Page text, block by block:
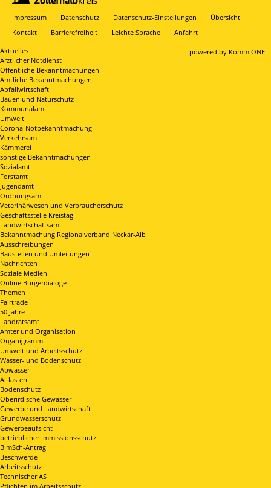
Impressum Datenschutz Datenschutz-Einstellungen
Übersicht
Kontakt
Barrierefreiheit Leichte Sprache Anfahrt
powered by Komm.ONE
Aktuelles
Ärztlicher Notdienst
Öffentliche Bekanntmachungen
Amtliche Bekanntmachungen
Abfallwirtschaft
Bauen und Naturschutz
Kommunalamt
Umwelt
Corona-Notbekanntmachung
Verkehrsamt
Kämmerei
sonstige Bekanntmachungen
Sozialamt
Forstamt
Jugendamt
Ordnungsamt
Veterinärwesen und Verbraucherschutz
Geschäftsstelle Kreistag
Landwirtschaftsamt
Bekanntmachung Regionalverband Neckar-Alb
Ausschreibungen
Baustellen und Umleitungen
Nachrichten
Soziale Medien
Online Bürgerdialoge
Themen
Fairtrade
50 Jahre
Landratsamt
Ämter und Organisation
Organigramm
Umwelt und Arbeitsschutz
Wasser- und Bodenschutz
Abwasser
Altlasten
Bodenschutz
Oberirdische Gewässer
Gewerbe und Landwirtschaft
Grundwasserschutz
Gewerbeaufsicht
betrieblicher Immissionsschutz
BImSch-Antrag
Beschwerde
Arbeitsschutz
Technischer AS
Pflichten im Arbeitsschutz